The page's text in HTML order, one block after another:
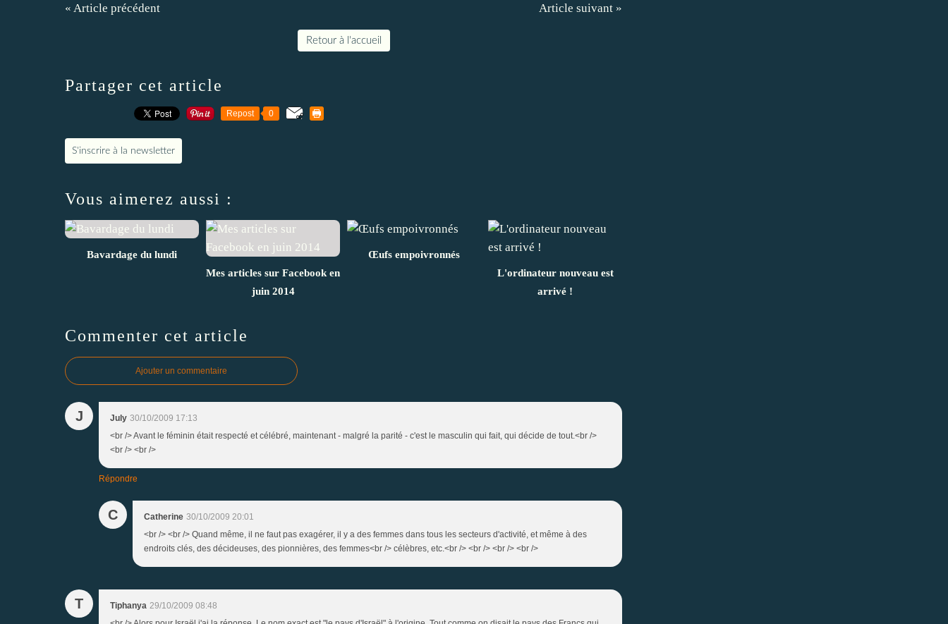
« Article précédent Article suivant »
Retour à l'accueil
Partager cet article
Repost 0
S'inscrire à la newsletter
Vous aimerez aussi :
Bavardage du lundi
Mes articles sur Facebook en
juin 2014
Œufs empoivronnés
L'ordinateur nouveau est
arrivé !
Commenter cet article
Ajouter un commentaire
J July 30/10/2009 17:13
<br /> Avant le féminin était respecté et célébré, maintenant - malgré la parité - c'est le masculin qui fait, qui décide de tout.<br />
<br /> <br />
Répondre
C Catherine 30/10/2009 20:01
<br /> <br /> Quand même, il ne faut pas exagérer, il y a des femmes dans tous les secteurs d'activité, et même à des
endroits clés, des décideuses, des pionnières, des femmes<br /> célèbres, etc.<br /> <br /> <br /> <br />
T Tiphanya 29/10/2009 08:48